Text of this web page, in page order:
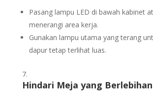
Pasang lampu LED di bawah kabinet
menerangi area kerja.
Gunakan lampu utama yang terang
dapur tetap terlihat luas.
Hindari Meja yang Berlebihan